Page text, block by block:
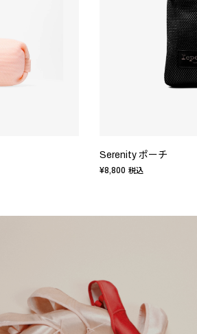
Serenity ポーチ
¥8,800 税込